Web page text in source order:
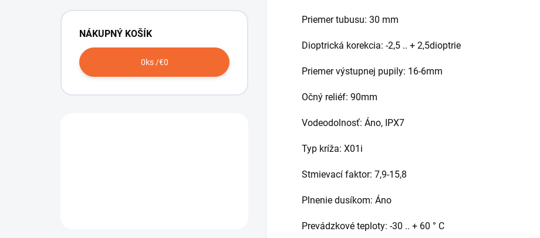
NÁKUPNÝ KOŠÍK
0ks /€0
Priemer tubusu: 30 mm
Dioptrická korekcia: -2,5 .. + 2,5dioptrie
Priemer výstupnej pupily: 16-6mm
Očný reliéf: 90mm
Vodeodolnosť: Áno, IPX7
Typ kríža: X01i
Stmievací faktor: 7,9-15,8
Plnenie dusíkom: Áno
Prevádzkové teploty: -30 .. + 60 ° C